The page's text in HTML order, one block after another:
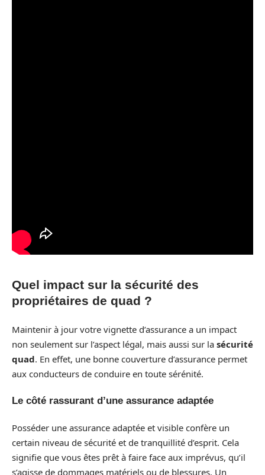
Quel impact sur la sécurité des
propriétaires de quad ?
Maintenir à jour votre vignette d’assurance a un impact
non seulement sur l’aspect légal, mais aussi sur la sécurité
quad. En effet, une bonne couverture d’assurance permet
aux conducteurs de conduire en toute sérénité.
Le côté rassurant d’une assurance adaptée
Posséder une assurance adaptée et visible confère un
certain niveau de sécurité et de tranquillité d’esprit. Cela
signifie que vous êtes prêt à faire face aux imprévus, qu’il
s’agisse de dommages matériels ou de blessures. Un